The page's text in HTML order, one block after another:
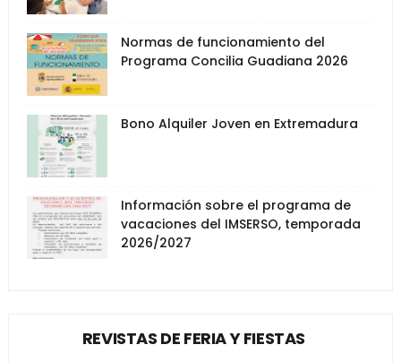
Normas de funcionamiento del
Programa Concilia Guadiana 2026
Bono Alquiler Joven en Extremadura
Información sobre el programa de
vacaciones del IMSERSO, temporada
2026/2027
REVISTAS DE FERIA Y FIESTAS